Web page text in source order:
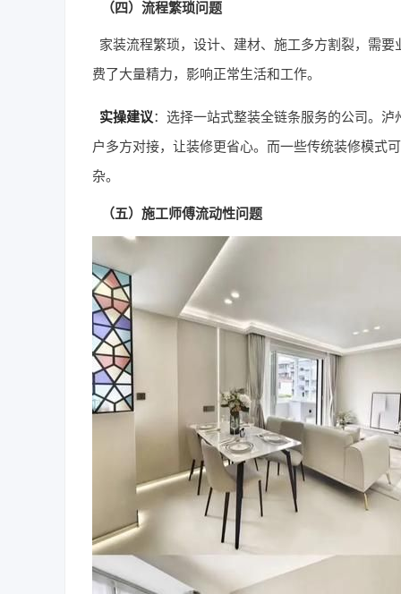
（四）流程繁琐问题
家装流程繁琐，设计、建材、施工多方割裂，需
费了大量精力，影响正常生活和工作。
实操建议：选择一站式整装全链条服务的公司。
户多方对接，让装修更省心。而一些传统装修模式
杂。
（五）施工师傅流动性问题